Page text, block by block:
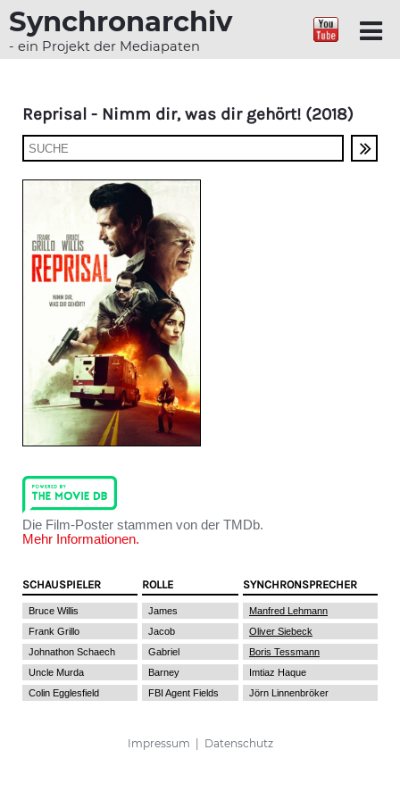
Synchronarchiv
- ein Projekt der Mediapaten
Reprisal - Nimm dir, was dir gehört! (2018)
Die Film-Poster stammen von der TMDb.
Mehr Informationen.
SCHAUSPIELER ROLLE SYNCHRONSPRECHER
Bruce Willis James
Manfred Lehmann
Frank Grillo
Jacob
Oliver Siebeck
Johnathon Schaech
Gabriel
Boris Tessmann
Uncle Murda
Barney
Imtiaz Haque
Colin Egglesfield
FBI Agent Fields Jörn Linnenbröker
Impressum Datenschutz